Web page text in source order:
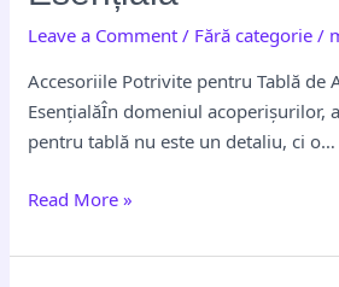
Leave a Comment / Fără categorie /
Accesoriile Potrivite pentru Tablă de
EsențialăÎn domeniul acoperișurilor,
pentru tablă nu este un detaliu, ci o…
de
Acoperiș:
Alegerea
Esențială
Read More »